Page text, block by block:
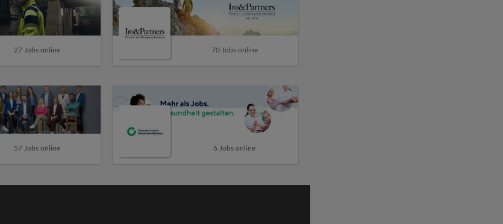
27 Jobs online 70 Jobs online
57 Jobs online 6 Jobs online